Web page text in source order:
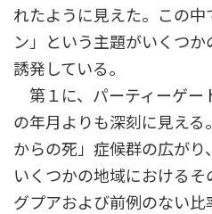
れたように見えた。この
ン」という主題がいくつ
誘発している。
第１に、パーティーゲー
の年月よりも深刻に見え
からの死」症候群の広がり
いくつかの地域における
グプアおよび前例のない